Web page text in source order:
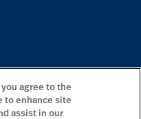
agree to the
to enhance site
assist in our